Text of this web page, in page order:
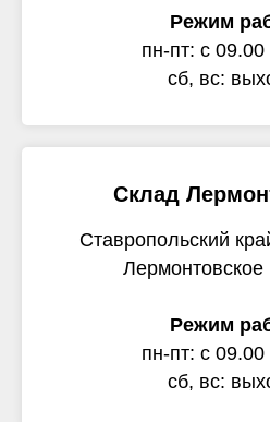
Режим
пн-пт: с
сб, вс:
Склад
Ставропольский
Режим
пн-пт: с
сб, вс: